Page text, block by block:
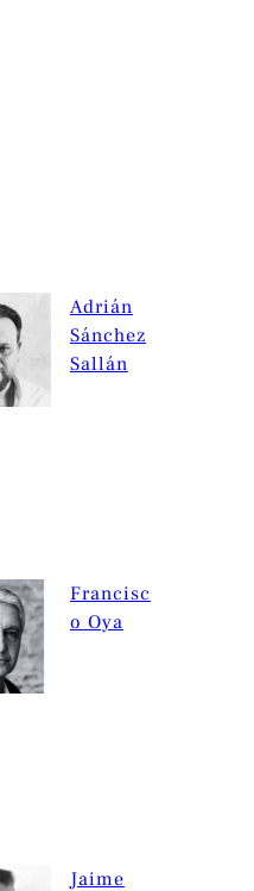
Adrián
Sánchez
Sallán
Francisc
o Oya
Jaime